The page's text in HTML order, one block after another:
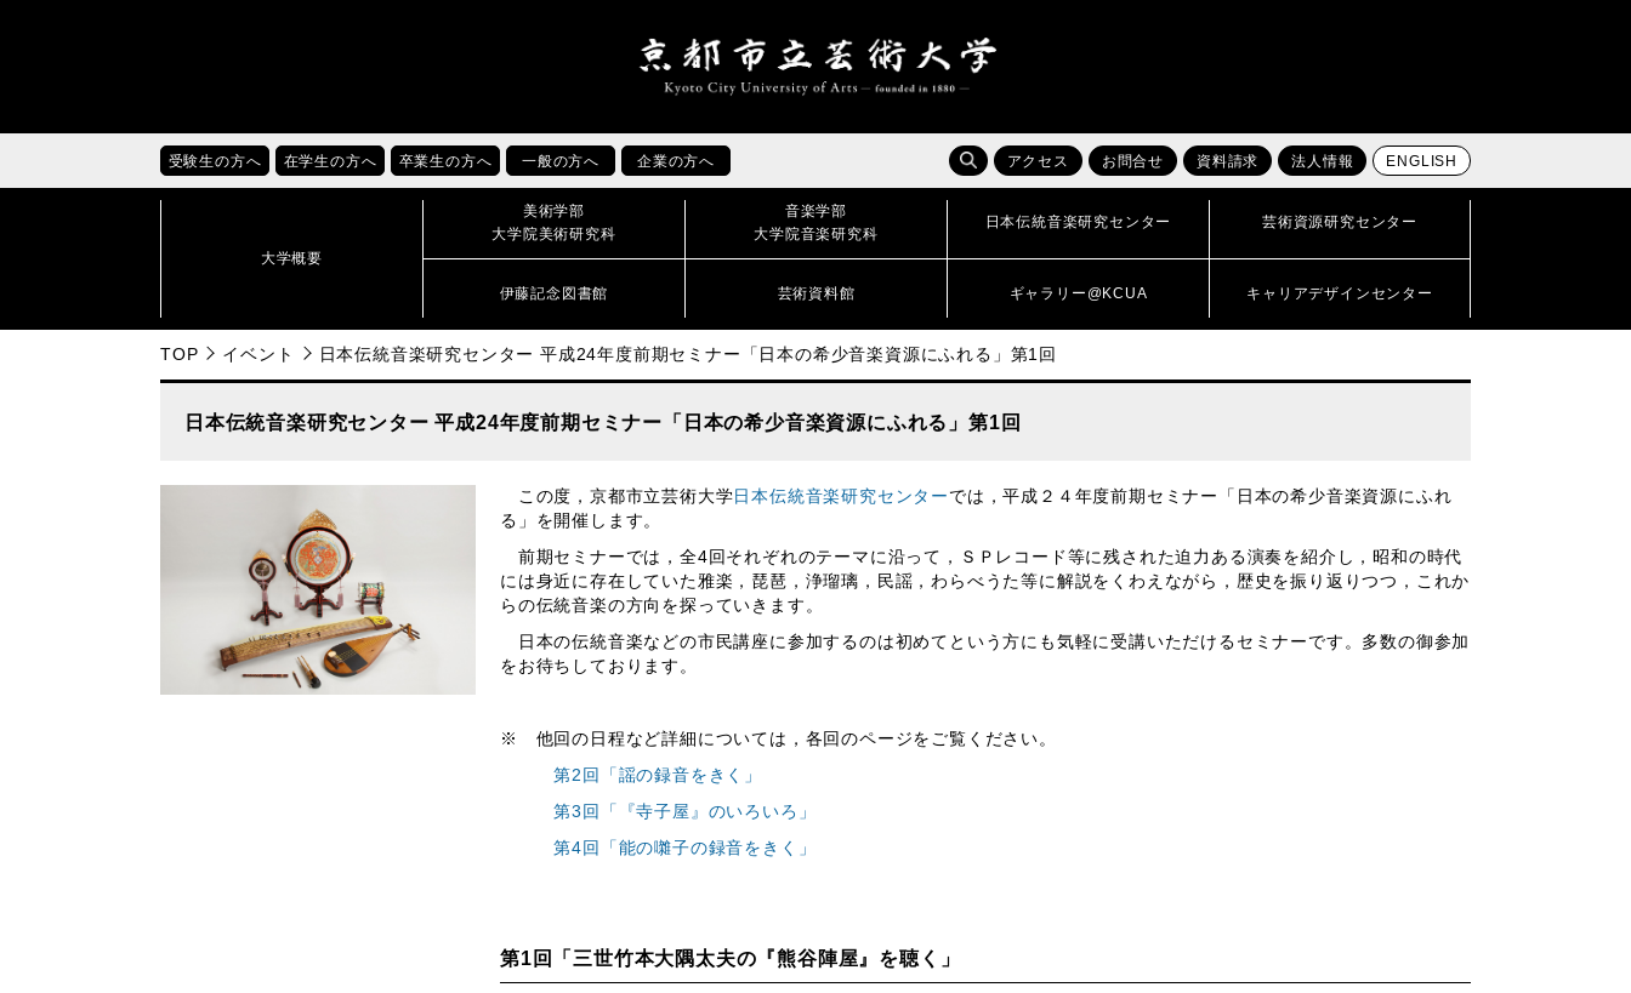
受験生の方へ 在学生の方へ 卒業生の方へ 一般の方へ 企業の方へ アクセス お問合せ 資料請求 法人情報 ENGLISH
大学概要
美術学部
大学院美術研究科
音楽学部
大学院音楽研究科
日本伝統音楽研究センター 芸術資源研究センター
伊藤記念図書館 芸術資料館 ギャラリー@KCUA キャリアデザインセンター
TOP イベント 日本伝統音楽研究センター 平成24年度前期セミナー「日本の希少音楽資源にふれる」第1回
日本伝統音楽研究センター 平成24年度前期セミナー「日本の希少音楽資源にふれる」第1回
この度，京都市立芸術大学 日本伝統音楽研究センター では，平成２４年度前期セミナー「日本の希少音楽資源にふれ
る」を開催します。
前期セミナーでは，全4回それぞれのテーマに沿って，ＳＰレコード等に残された迫力ある演奏を紹介し，昭和の時代
には身近に存在していた雅楽，琵琶，浄瑠璃，民謡，わらべうた等に解説をくわえながら，歴史を振り返りつつ，これか
らの伝統音楽の方向を探っていきます。
日本の伝統音楽などの市民講座に参加するのは初めてという方にも気軽に受講いただけるセミナーです。多数の御参加
をお待ちしております。
※ 他回の日程など詳細については，各回のページをご覧ください。
第2回「謡の録音をきく」
第3回「『寺子屋』のいろいろ」
第4回「能の囃子の録音をきく」
第1回「三世竹本大隅太夫の『熊谷陣屋』を聴く」